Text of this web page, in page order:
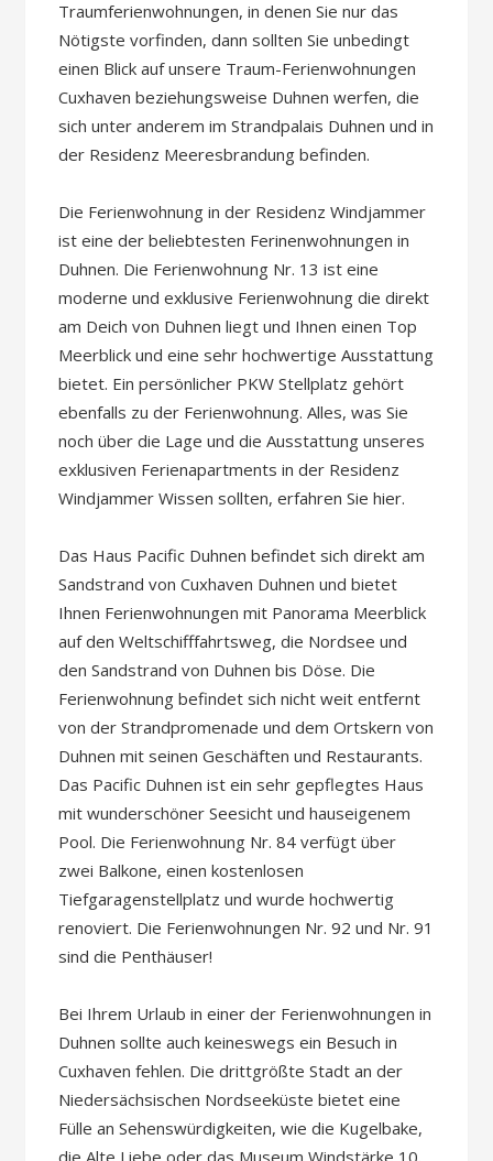
Traumferienwohnungen, in denen Sie nur das
Nötigste vorfinden, dann sollten Sie unbedingt
einen Blick auf unsere Traum-Ferienwohnungen
Cuxhaven beziehungsweise Duhnen werfen, die
sich unter anderem im Strandpalais Duhnen und in
der Residenz Meeresbrandung befinden.
Die Ferienwohnung in der Residenz Windjammer
ist eine der beliebtesten Ferinenwohnungen in
Duhnen. Die Ferienwohnung Nr. 13 ist eine
moderne und exklusive Ferienwohnung die direkt
am Deich von Duhnen liegt und Ihnen einen Top
Meerblick und eine sehr hochwertige Ausstattung
bietet. Ein persönlicher PKW Stellplatz gehört
ebenfalls zu der Ferienwohnung. Alles, was Sie
noch über die Lage und die Ausstattung unseres
exklusiven Ferienapartments in der Residenz
Windjammer Wissen sollten, erfahren Sie hier.
Das Haus Pacific Duhnen befindet sich direkt am
Sandstrand von Cuxhaven Duhnen und bietet
Ihnen Ferienwohnungen mit Panorama Meerblick
auf den Weltschifffahrtsweg, die Nordsee und
den Sandstrand von Duhnen bis Döse. Die
Ferienwohnung befindet sich nicht weit entfernt
von der Strandpromenade und dem Ortskern von
Duhnen mit seinen Geschäften und Restaurants.
Das Pacific Duhnen ist ein sehr gepflegtes Haus
mit wunderschöner Seesicht und hauseigenem
Pool. Die Ferienwohnung Nr. 84 verfügt über
zwei Balkone, einen kostenlosen
Tiefgaragenstellplatz und wurde hochwertig
renoviert. Die Ferienwohnungen Nr. 92 und Nr. 91
sind die Penthäuser!
Bei Ihrem Urlaub in einer der Ferienwohnungen in
Duhnen sollte auch keineswegs ein Besuch in
Cuxhaven fehlen. Die drittgrößte Stadt an der
Niedersächsischen Nordseeküste bietet eine
Fülle an Sehenswürdigkeiten, wie die Kugelbake,
die Alte Liebe oder das Museum Windstärke 10.